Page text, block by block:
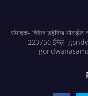
संपादक- विवेक डहेरिया
223750 ईमेल-